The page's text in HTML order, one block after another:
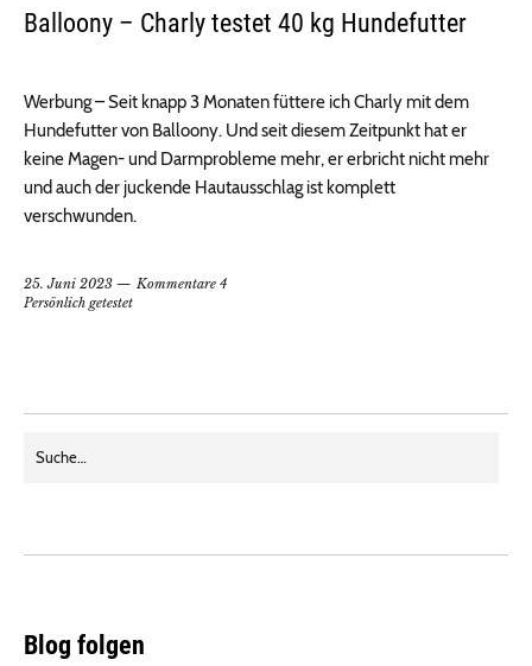
Balloony – Charly testet 40 kg Hundefutter
Werbung – Seit knapp 3 Monaten füttere ich Charly mit dem
Hundefutter von Balloony. Und seit diesem Zeitpunkt hat er
keine Magen- und Darmprobleme mehr, er erbricht nicht mehr
und auch der juckende Hautausschlag ist komplett
verschwunden.
25. Juni 2023
Kommentare 4
Persönlich getestet
Blog folgen